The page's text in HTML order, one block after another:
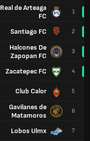
1
Real de Arteaga
FC
2
Santiago FC
3
Halcones De
Zapopan FC
4
Zacatepec FC
5
Club Calor
6
Gavilanes de
Matamoros
7
Lobos Ulmx